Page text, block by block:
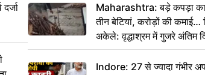
Maharashtra: बड़े कपड़ा
तीन बेटियां, करोड़ों की कमाई…
अकेले: वृद्धाश्रम में गुजरे अंतिम
रुपये भेजकर कहा– अंतिम
हम नहीं आ पाएंगे
Indore: 27 से ज्यादा गंभीर